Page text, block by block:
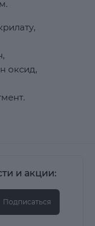
оксид,
и акции:
Подписаться